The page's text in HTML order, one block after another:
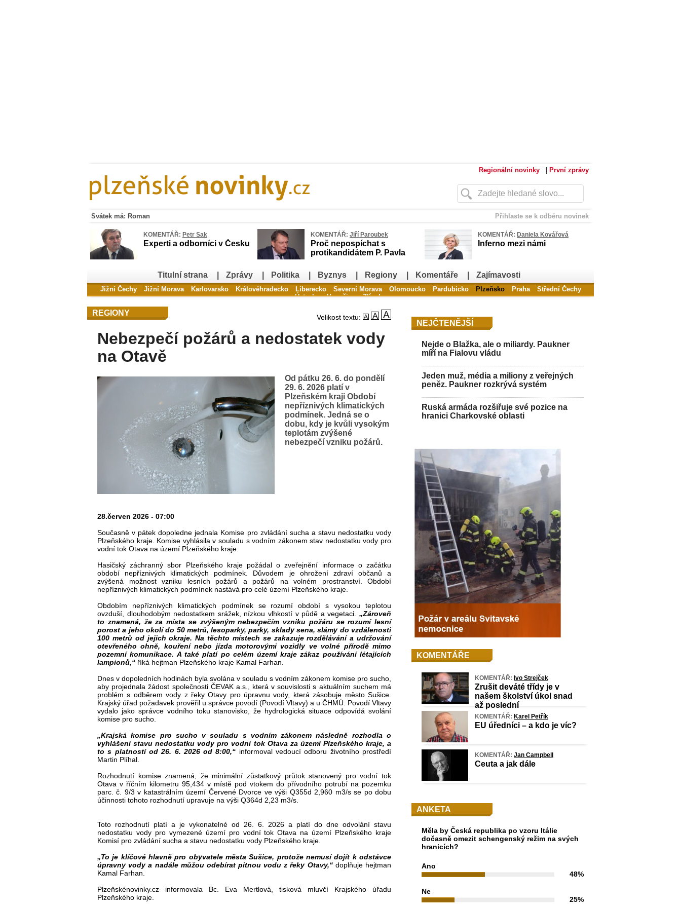
Regionální novinky První zprávy
Přihlaste se k odběru novinek
Svátek má: Roman
KOMENTÁŘ: Petr Sak
Experti a odborníci v Česku
KOMENTÁŘ: Jiří Paroubek
Proč nepospíchat s
protikandidátem P. Pavla
KOMENTÁŘ: Daniela Kovářová
Inferno mezi námi
Titulní strana Zprávy Politika Byznys Regiony Komentáře Zajímavosti
Jižní Čechy Jižní Morava Karlovarsko Královéhradecko Liberecko Severní Morava Olomoucko Pardubicko Plzeňsko Praha
Střední Čechy
Ústecko
Vysočina Zlínsko
REGIONY Velikost textu:
Nebezpečí požárů a nedostatek vody
na Otavě
Od pátku 26. 6. do pondělí
29. 6. 2026 platí v
Plzeňském kraji Období
nepříznivých klimatických
podmínek. Jedná se o
dobu, kdy je kvůli vysokým
teplotám zvýšené
nebezpečí vzniku požárů.
28.červen 2026 - 07:00
Současně v pátek dopoledne jednala Komise pro zvládání sucha a stavu nedostatku vody
Plzeňského kraje. Komise vyhlásila v souladu s vodním zákonem stav nedostatku vody pro
vodní tok Otava na území Plzeňského kraje.
Hasičský záchranný sbor Plzeňského kraje požádal o zveřejnění informace o začátku
období nepříznivých klimatických podmínek. Důvodem je ohrožení zdraví občanů a
zvýšená možnost vzniku lesních požárů a požárů na volném prostranství. Období
nepříznivých klimatických podmínek nastává pro celé území Plzeňského kraje.
Obdobím nepříznivých klimatických podmínek se rozumí období s vysokou teplotou
ovzduší, dlouhodobým nedostatkem srážek, nízkou vlhkostí v půdě a vegetaci. „Zároveň
to znamená, že za místa se zvýšeným nebezpečím vzniku požáru se rozumí lesní
porost a jeho okolí do 50 metrů, lesoparky, parky, sklady sena, slámy do vzdálenosti
100 metrů od jejich okraje. Na těchto místech se zakazuje rozdělávání a udržování
otevřeného ohně, kouření nebo jízda motorovými vozidly ve volné přírodě mimo
pozemní komunikace. A také platí po celém území kraje zákaz používání létajících
lampionů,“ říká hejtman Plzeňského kraje Kamal Farhan.
Dnes v dopoledních hodinách byla svolána v souladu s vodním zákonem komise pro sucho,
aby projednala žádost společnosti ČEVAK a.s., která v souvislosti s aktuálním suchem má
problém s odběrem vody z řeky Otavy pro úpravnu vody, která zásobuje město Sušice.
Krajský úřad požadavek prověřil u správce povodí (Povodí Vltavy) a u ČHMÚ. Povodí Vltavy
vydalo jako správce vodního toku stanovisko, že hydrologická situace odpovídá svolání
komise pro sucho.
„Krajská komise pro sucho v souladu s vodním zákonem následně rozhodla o
vyhlášení stavu nedostatku vody pro vodní tok Otava za území Plzeňského kraje, a
to s platností od 26. 6. 2026 od 8:00,“ informoval vedoucí odboru životního prostředí
Martin Plíhal.
Rozhodnutí komise znamená, že minimální zůstatkový průtok stanovený pro vodní tok
Otava v říčním kilometru 95,434 v místě pod vtokem do přívodního potrubí na pozemku
parc. č. 9/3 v katastrálním území Červené Dvorce ve výši Q355d 2,960 m3/s se po dobu
účinnosti tohoto rozhodnutí upravuje na výši Q364d 2,23 m3/s.
Toto rozhodnutí platí a je vykonatelné od 26. 6. 2026 a platí do dne odvolání stavu
nedostatku vody pro vymezené území pro vodní tok Otava na území Plzeňského kraje
Komisí pro zvládání sucha a stavu nedostatku vody Plzeňského kraje.
„To je klíčové hlavně pro obyvatele města Sušice, protože nemusí dojít k odstávce
úpravny vody a nadále můžou odebírat pitnou vodu z řeky Otavy,“doplňuje hejtman
Kamal Farhan.
Plzeňskénovinky.cz informovala Bc. Eva Mertlová, tisková mluvčí Krajského úřadu
Plzeňského kraje.
NEJČTENĚJŠÍ
Nejde o Blažka, ale o miliardy. Paukner
míří na Fialovu vládu
Jeden muž, média a miliony z veřejných
peněz. Paukner rozkrývá systém
Ruská armáda rozšiřuje své pozice na
hranici Charkovské oblasti
KOMENTÁŘE
KOMENTÁŘ: Ivo Strejček
Zrušit deváté třídy je v
našem školství úkol snad
až poslední
KOMENTÁŘ: Karel Petřík
EU úředníci – a kdo je víc?
KOMENTÁŘ: Jan Campbell
Ceuta a jak dále
ANKETA
Měla by Česká republika po vzoru Itálie
dočasně omezit schengenský režim na svých
hranicích?
Ano
48%
Ne
25%